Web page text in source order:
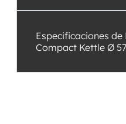
Especificaciones
Compact Kettle Ø